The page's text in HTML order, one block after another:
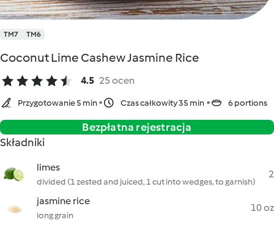
TM7 TM6
Coconut Lime Cashew Jasmine Rice
4.5 25 ocen
Przygotowanie 5 min Czas całkowity 35 min 6 portions
Bezpłatna rejestracja
Składniki
limes
divided (1 zested and juiced, 1 cut into wedges, to garnish)
2
jasmine rice
long grain
10 oz